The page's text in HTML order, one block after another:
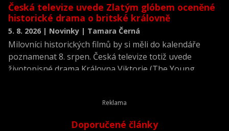
Česká televize uvede Zlatým glóbem oceněné
historické drama o britské královně
5. 8. 2026 | Novinky | Tamara Černá
Milovníci historických filmů by si měli do kalendáře
poznamenat 8. srpen. Česká televize totiž uvede
životopisné drama Královna Viktorie (The Young
Doporučené články